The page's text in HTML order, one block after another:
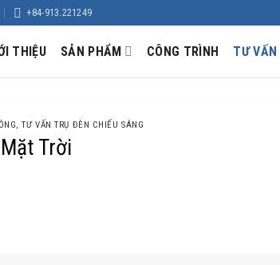
+84-913.221249
THIỆU SẢN PHẨM CÔNG TRÌNH TƯ VẤN
,TƯ VẤN TRỤ ĐÈN CHIẾU SÁNG
Trời